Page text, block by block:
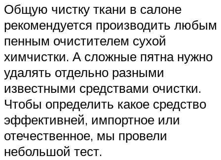
Общую чистку ткани в салоне
рекомендуется производить любым
пенным очистителем сухой
химчистки. А сложные пятна нужно
удалять отдельно разными
известными средствами очистки.
Чтобы определить какое средство
эффективней, импортное или
отечественное, мы провели
небольшой тест.